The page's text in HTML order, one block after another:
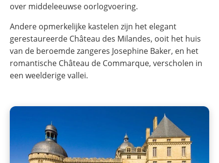
over middeleeuwse oorlogvoering.
Andere opmerkelijke kastelen zijn het elegant
gerestaureerde Château des Milandes, ooit het huis
van de beroemde zangeres Josephine Baker, en het
romantische Château de Commarque, verscholen in
een weelderige vallei.